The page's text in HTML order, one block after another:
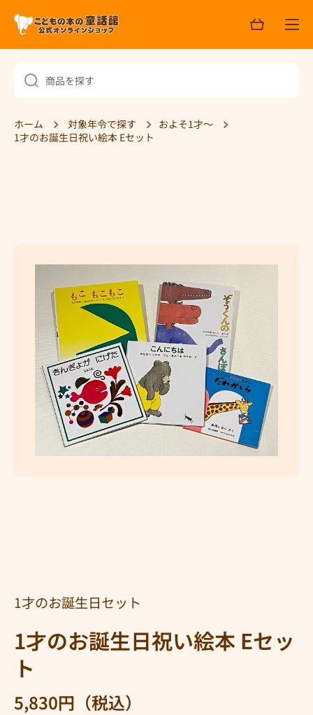
コンテンツへスキップ
ッ
ピ
ン
商品を探す
ホーム 対象年令で探す
およそ1才～
1才のお誕生日祝い絵本 Eセット
1才のお誕生日セット
1才のお誕生日祝い絵本 Eセッ
ト
5,830円（税込）